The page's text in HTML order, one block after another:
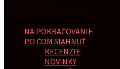
NA POKRAČOVANIE
PO ČOM SIAHNUŤ
RECENZIE
NOVINKY